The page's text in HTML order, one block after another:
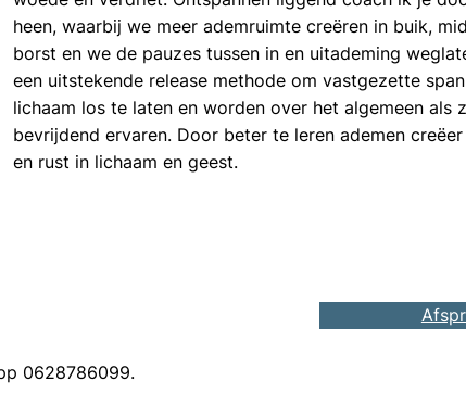
heen, waarbij we meer ademruimte creëren in buik,
borst en we de pauzes tussen in en uitademing
een uitstekende release methode om vastgezette
lichaam los te laten en worden over het algemeen als
bevrijdend ervaren. Door beter te leren ademen
en rust in lichaam en geest.
0628786099.